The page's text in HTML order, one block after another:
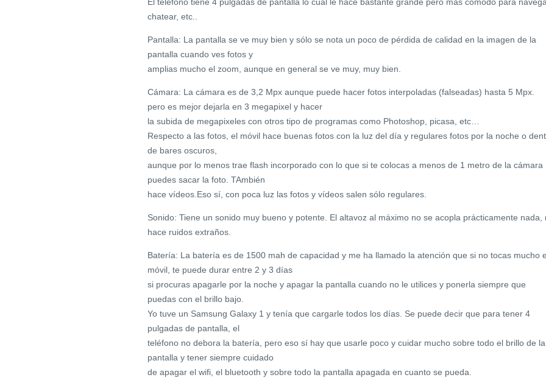
chatear, etc..
Pantalla: La pantalla se ve muy bien y sólo se nota un poco de pérdida de calidad en la imagen de la
pantalla cuando ves fotos y
amplias mucho el zoom, aunque en general se ve muy, muy bien.
Cámara: La cámara es de 3,2 Mpx aunque puede hacer fotos interpoladas (falseadas) hasta 5 Mpx.
pero es mejor dejarla en 3 megapixel y hacer
la subida de megapixeles con otros tipo de programas como Photoshop, picasa, etc…
Respecto a las fotos, el móvil hace buenas fotos con la luz del día y regulares fotos por la noche o
de bares oscuros,
aunque por lo menos trae flash incorporado con lo que si te colocas a menos de 1 metro de la cámara
puedes sacar la foto. TAmbién
hace vídeos.Eso sí, con poca luz las fotos y vídeos salen sólo regulares.
Sonido: Tiene un sonido muy bueno y potente. El altavoz al máximo no se acopla prácticamente nada,
hace ruidos extraños.
Batería: La batería es de 1500 mah de capacidad y me ha llamado la atención que si no tocas mucho
móvil, te puede durar entre 2 y 3 días
si procuras apagarle por la noche y apagar la pantalla cuando no le utilices y ponerla siempre que
puedas con el brillo bajo.
Yo tuve un Samsung Galaxy 1 y tenía que cargarle todos los días. Se puede decir que para tener 4
pulgadas de pantalla, el
teléfono no debora la batería, pero eso sí hay que usarle poco y cuidar mucho sobre todo el brillo de la
pantalla y tener siempre cuidado
de apagar el wifi, el bluetooth y sobre todo la pantalla apagada en cuanto se pueda.